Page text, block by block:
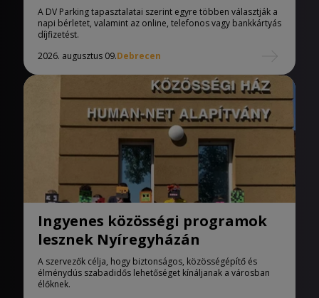
A DV Parking tapasztalatai szerint egyre többen választják a
napi bérletet, valamint az online, telefonos vagy bankkártyás
díjfizetést.
2026. augusztus 09.Debrecen
Ingyenes közösségi programok
lesznek Nyíregyházán
A szervezők célja, hogy biztonságos, közösségépítő és
élménydús szabadidős lehetőséget kínáljanak a városban
élőknek.